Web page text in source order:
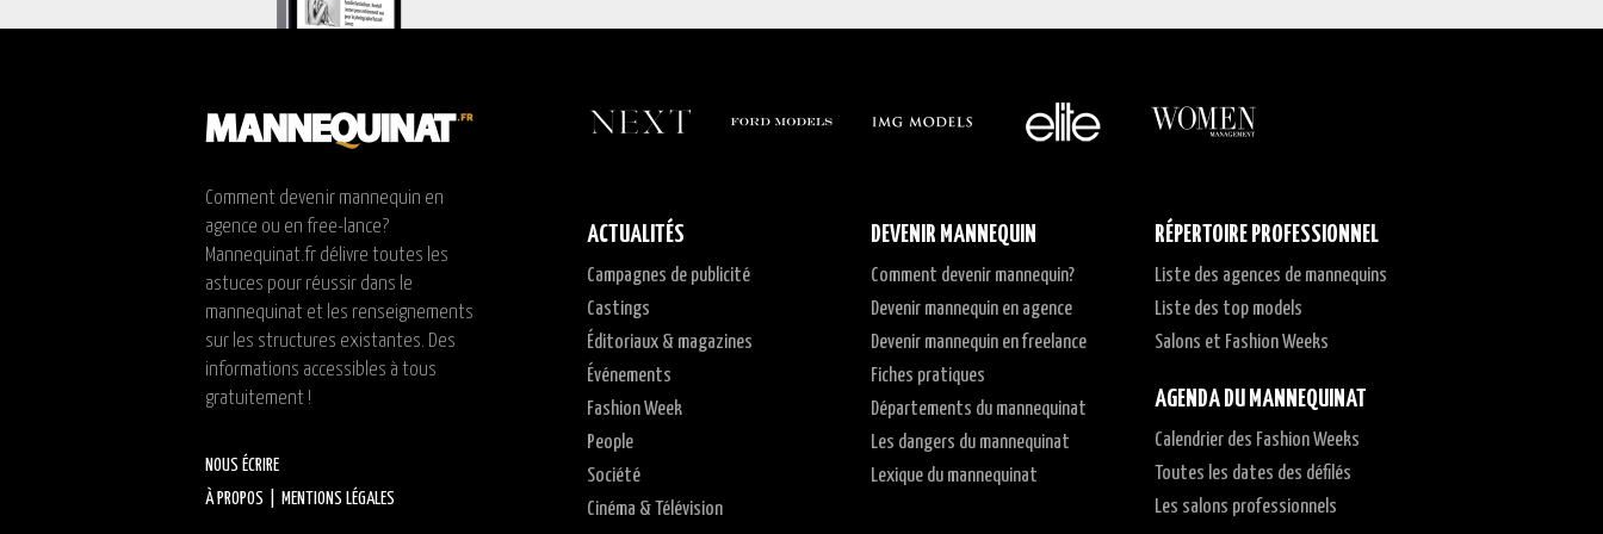
Comment devenir mannequin en
agence ou en free-lance?
Mannequinat.fr délivre toutes les
astuces pour réussir dans le
mannequinat et les renseignements
sur les structures existantes. Des
informations accessibles à tous
gratuitement !
NOUS ÉCRIRE
À PROPOS
MENTIONS LÉGALES
ACTUALITÉS
Campagnes de publicité
Castings
Éditoriaux & magazines
Événements
Fashion Week
People
Société
Cinéma & Télévision
DEVENIR MANNEQUIN
Comment devenir mannequin?
Devenir mannequin en agence
Devenir mannequin en freelance
Fiches pratiques
Départements du mannequinat
Les dangers du mannequinat
Lexique du mannequinat
RÉPERTOIRE PROFESSIONNEL
Liste des agences de mannequins
Liste des top models
Salons et Fashion Weeks
AGENDA DU MANNEQUINAT
Calendrier des Fashion Weeks
Toutes les dates des défilés
Les salons professionnels